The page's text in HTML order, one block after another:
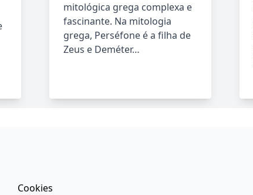
mitológica grega complexa e
fascinante. Na mitologia
grega, Perséfone é a filha de
Zeus e Deméter…
Cookies